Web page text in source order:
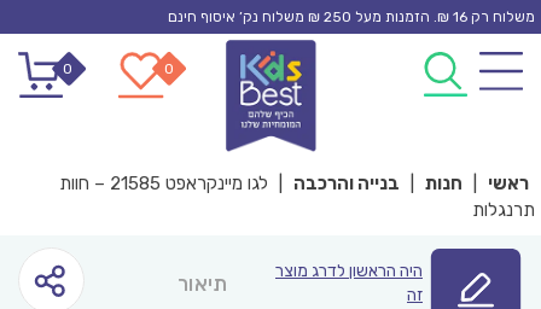
Skip
content
משלוח רק 16 ₪. הזמנות מעל 250 ₪ משלוח נק’ איסוף חינם
0
0
ראשי חנות בנייה והרכבה
לגו מיינקראפט 21585 – חוות
תרנגלות
היה הראשון לדרג מוצר
זה
תיאור